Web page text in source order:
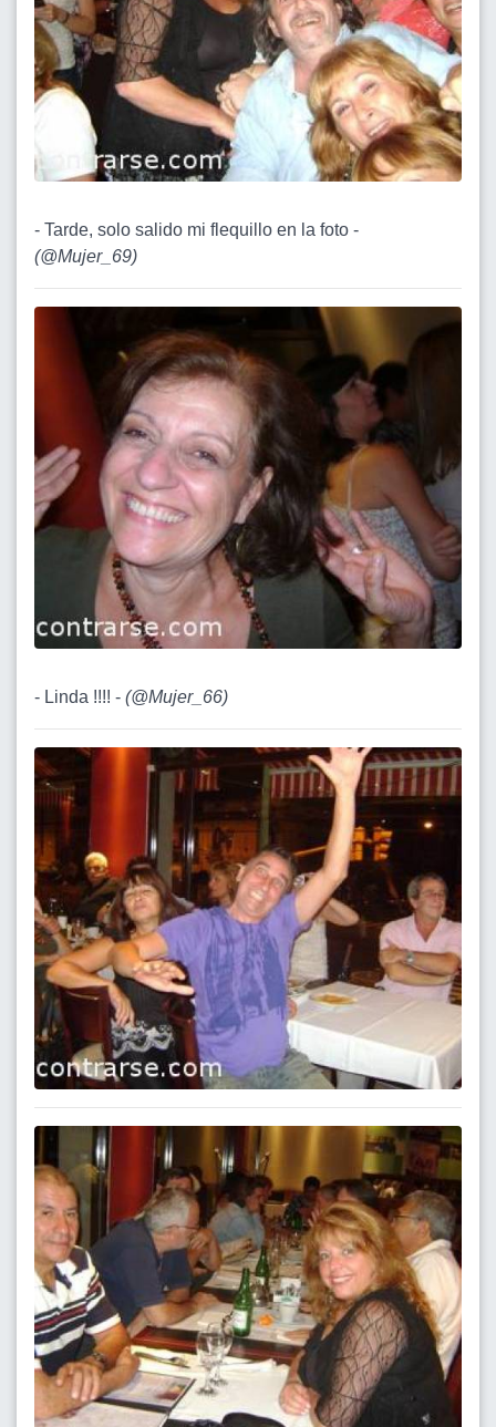
- Tarde, solo salido mi flequillo en la foto -
(@Mujer_69)
- Linda !!!! - (@Mujer_66)